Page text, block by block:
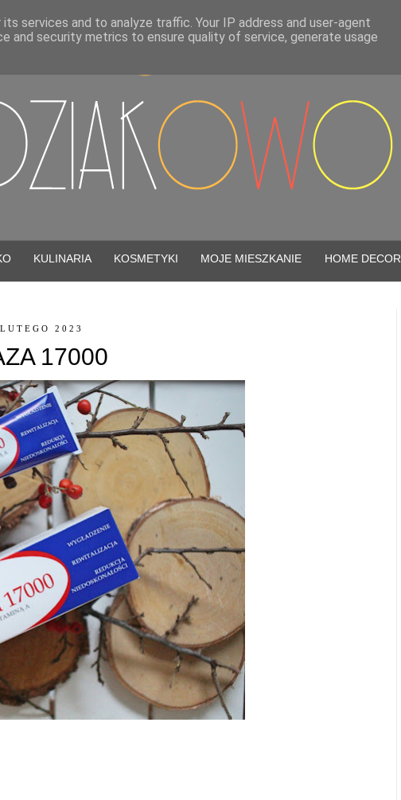
KULINARIA KOSMETYKI MOJE MIESZKANIE HOME DECOR
2023
17000
services and to analyze traffic. Your IP address and user-agent
and security metrics to ensure quality of service, generate usage